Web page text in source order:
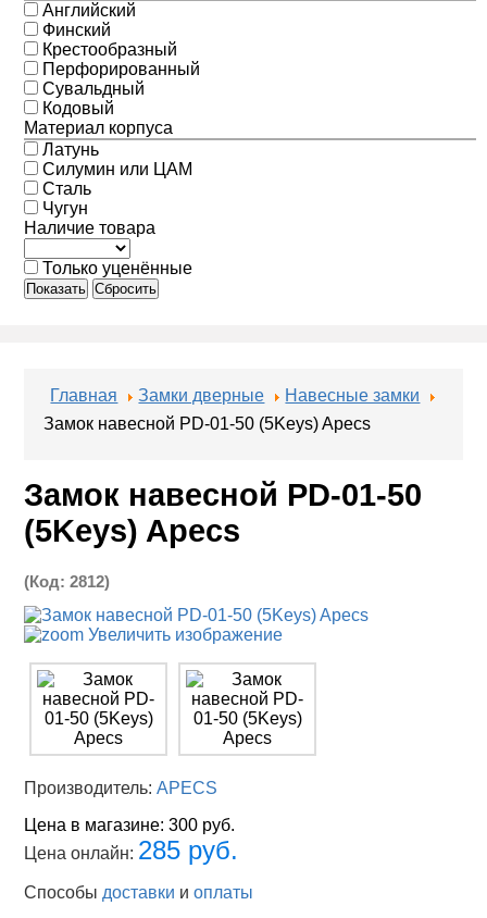
Английский
Финский
Крестообразный
Перфорированный
Сувальдный
Кодовый
Материал корпуса
Латунь
Силумин или ЦАМ
Сталь
Чугун
Наличие товара
Только уценённые
Показать Сбросить
Главная Замки дверные
Навесные замки
Замок навесной PD-01-50 (5Keys) Apecs
Замок навесной PD-01-50
(5Keys) Apecs
(Код:2812)
Увеличить изображение
Производитель:APECS
Цена в магазине:300 руб.
Цена онлайн: 285 руб.
Способы доставки иоплаты